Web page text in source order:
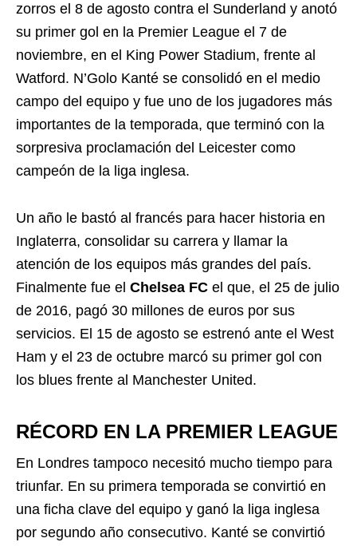
zorros el 8 de agosto contra el Sunderland y anotó
su primer gol en la Premier League el 7 de
noviembre, en el King Power Stadium, frente al
Watford. N’Golo Kanté se consolidó en el medio
campo del equipo y fue uno de los jugadores más
importantes de la temporada, que terminó con la
sorpresiva proclamación del Leicester como
campeón de la liga inglesa.
Un año le bastó al francés para hacer historia en
Inglaterra, consolidar su carrera y llamar la
atención de los equipos más grandes del país.
Finalmente fue el Chelsea FC el que, el 25 de julio
de 2016, pagó 30 millones de euros por sus
servicios. El 15 de agosto se estrenó ante el West
Ham y el 23 de octubre marcó su primer gol con
los blues frente al Manchester United.
RÉCORD EN LA PREMIER LEAGUE
En Londres tampoco necesitó mucho tiempo para
triunfar. En su primera temporada se convirtió en
una ficha clave del equipo y ganó la liga inglesa
por segundo año consecutivo. Kanté se convirtió